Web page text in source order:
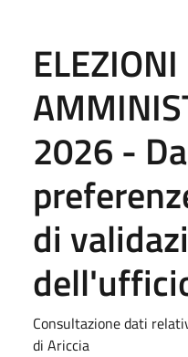
ELEZIONI
2026 -
di
Consultazione dati
di Ariccia